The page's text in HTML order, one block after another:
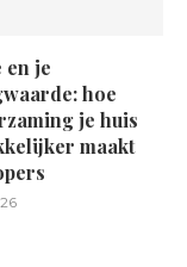
en je
hoe
je huis
maakt